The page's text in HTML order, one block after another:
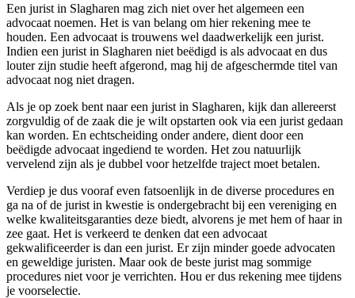
Een jurist in Slagharen mag zich niet over het algemeen een
advocaat noemen. Het is van belang om hier rekening mee te
houden. Een advocaat is trouwens wel daadwerkelijk een jurist.
Indien een jurist in Slagharen niet beëdigd is als advocaat en dus
louter zijn studie heeft afgerond, mag hij de afgeschermde titel van
advocaat nog niet dragen.
Als je op zoek bent naar een jurist in Slagharen, kijk dan allereerst
zorgvuldig of de zaak die je wilt opstarten ook via een jurist gedaan
kan worden. En echtscheiding onder andere, dient door een
beëdigde advocaat ingediend te worden. Het zou natuurlijk
vervelend zijn als je dubbel voor hetzelfde traject moet betalen.
Verdiep je dus vooraf even fatsoenlijk in de diverse procedures en
ga na of de jurist in kwestie is ondergebracht bij een vereniging en
welke kwaliteitsgaranties deze biedt, alvorens je met hem of haar in
zee gaat. Het is verkeerd te denken dat een advocaat
gekwalificeerder is dan een jurist. Er zijn minder goede advocaten
en geweldige juristen. Maar ook de beste jurist mag sommige
procedures niet voor je verrichten. Hou er dus rekening mee tijdens
je voorselectie.